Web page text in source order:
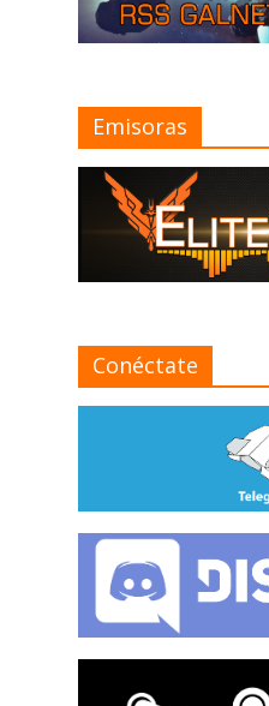
Emisoras
Conéctate